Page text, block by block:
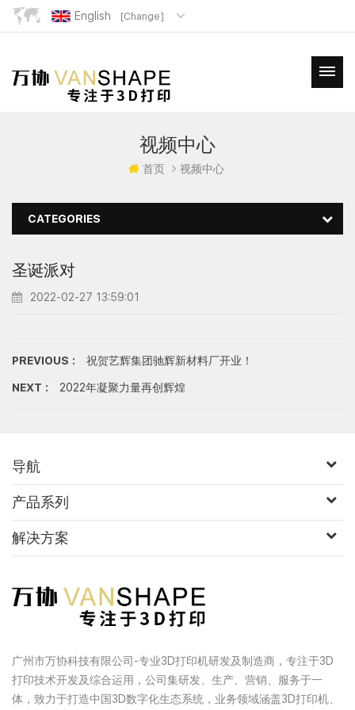
English [Change]
视频中心
首页 视频中心
CATEGORIES
圣诞派对
2022-02-27 13:59:01
PREVIOUS : 祝贺艺辉集团驰辉新材料厂开业！
NEXT : 2022年凝聚力量再创辉煌
导航
产品系列
解决方案
广州市万协科技有限公司-专业3D打印机研发及制造商，专注于3D
打印技术开发及综合运用，公司集研发、生产、营销、服务于一
体，致力于打造中国3D数字化生态系统，业务领域涵盖3D打印机、